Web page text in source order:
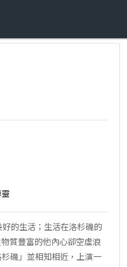
的生活；生活在洛杉磯的
質豐富的他內心卻空虛浪
磯」並相知相近，上演一